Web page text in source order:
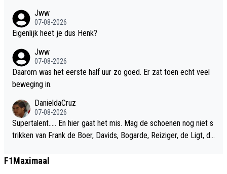
Jww
07-08-2026
Eigenlijk heet je dus Henk?
Jww
07-08-2026
Daarom was het eerste half uur zo goed. Er zat toen echt veel
beweging in.
DanieldaCruz
07-08-2026
Supertalent….. En hier gaat het mis. Mag de schoenen nog niet s
trikken van Frank de Boer, Davids, Bogarde, Reiziger, de Ligt, de
F1Maximaal